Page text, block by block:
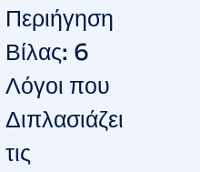
Περιήγηση
Βίλας: 6
Λόγοι που
Διπλασιάζει
τις